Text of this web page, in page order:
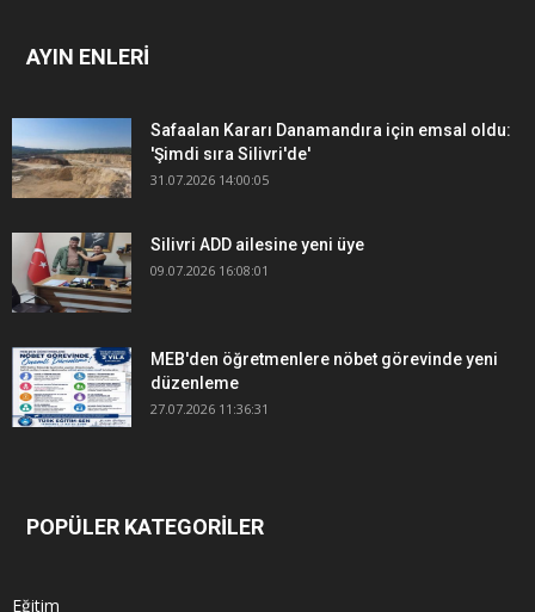
AYIN ENLERİ
Safaalan Kararı Danamandıra için emsal oldu:
'Şimdi sıra Silivri'de'
31.07.2026 14:00:05
Silivri ADD ailesine yeni üye
09.07.2026 16:08:01
MEB'den öğretmenlere nöbet görevinde yeni
düzenleme
27.07.2026 11:36:31
POPÜLER KATEGORİLER
Eğitim